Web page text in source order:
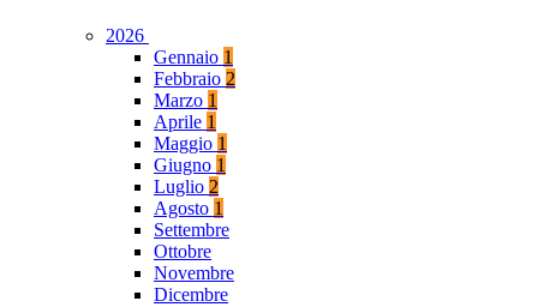
2026
Gennaio 1
Febbraio 2
Marzo 1
Aprile 1
Maggio 1
Giugno 1
Luglio 2
Agosto 1
Settembre
Ottobre
Novembre
Dicembre